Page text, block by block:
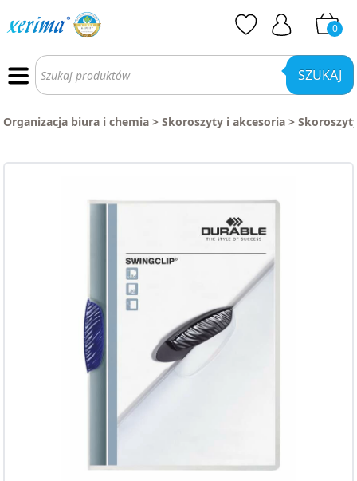
0
Wyszukiwarka
produktów SZUKAJ
Organizacja biura i chemia > Skoroszyty i akcesoria >